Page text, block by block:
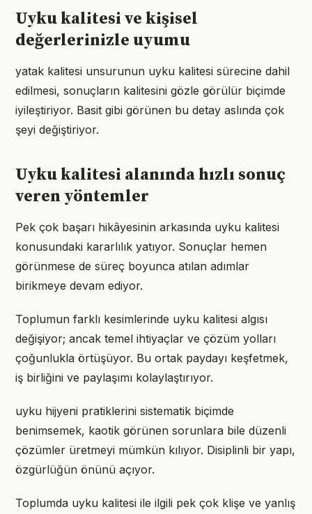
Uyku kalitesi ve kişisel
değerlerinizle uyumu
yatak kalitesi unsurunun uyku kalitesi sürecine dahil
edilmesi, sonuçların kalitesini gözle görülür biçimde
iyileştiriyor. Basit gibi görünen bu detay aslında çok
şeyi değiştiriyor.
Uyku kalitesi alanında hızlı sonuç
veren yöntemler
Pek çok başarı hikâyesinin arkasında uyku kalitesi
konusundaki kararlılık yatıyor. Sonuçlar hemen
görünmese de süreç boyunca atılan adımlar
birikmeye devam ediyor.
Toplumun farklı kesimlerinde uyku kalitesi algısı
değişiyor; ancak temel ihtiyaçlar ve çözüm yolları
çoğunlukla örtüşüyor. Bu ortak paydayı keşfetmek,
iş birliğini ve paylaşımı kolaylaştırıyor.
uyku hijyeni pratiklerini sistematik biçimde
benimsemek, kaotik görünen sorunlara bile düzenli
çözümler üretmeyi mümkün kılıyor. Disiplinli bir yapı,
özgürlüğün önünü açıyor.
Toplumda uyku kalitesi ile ilgili pek çok klişe ve yanlış